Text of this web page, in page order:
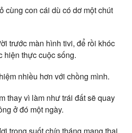
cùng con cái dù có dơ một chút
trước màn hình tivi, để rồi khóc
hiện thực cuộc sống.
nhiều hơn với chồng mình.
thay vì làm như trái đất sẽ quay
ở đó một ngày.